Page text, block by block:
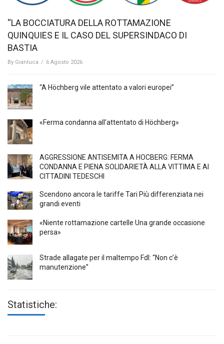
“LA BOCCIATURA DELLA ROTTAMAZIONE
QUINQUIES E IL CASO DEL SUPERSINDACO DI
BASTIA
By Gianluca / 6 Agosto 2026
“A Höchberg vile attentato a valori europei”
«Ferma condanna all’attentato di Höchberg»
AGGRESSIONE ANTISEMITA A HÖCBERG: FERMA
CONDANNA E PIENA SOLIDARIETÀ ALLA VITTIMA E AI
CITTADINI TEDESCHI
Scendono ancora le tariffe Tari Più differenziata nei
grandi eventi
«Niente rottamazione cartelle Una grande occasione
persa»
Strade allagate per il maltempo FdI: “Non c’è
manutenzione”
Statistiche: